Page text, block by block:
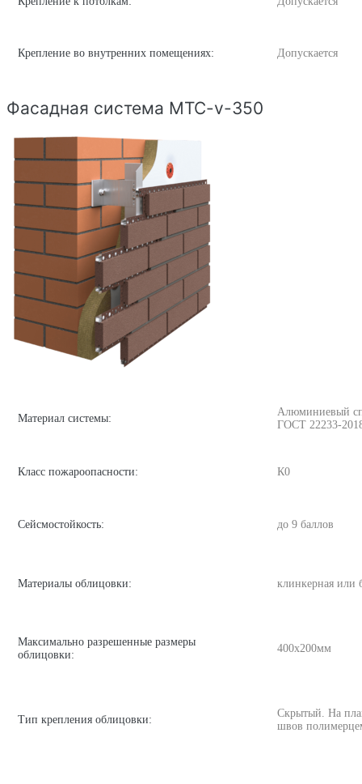
Крепление во внутренних помещениях: Допускается
Фасадная система MTC-v-350
Материал системы:
Алюминиевый
ГОСТ 22233-
Класс пожароопасности: К0
Сейсмостойкость: до 9 баллов
Материалы облицовки: клинкерная или
Максимально разрешенные размеры
облицовки:
400х200мм
Тип крепления облицовки:
Скрытый. На
швов